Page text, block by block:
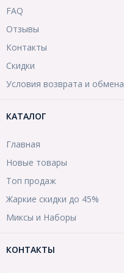
FAQ
Отзывы
Контакты
Скидки
Условия возврата и обмена
КАТАЛОГ
Главная
Новые товары
Топ продаж
Жаркие скидки до 45%
Миксы и Наборы
КОНТАКТЫ